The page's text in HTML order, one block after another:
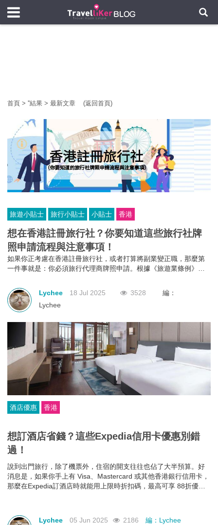
首頁 > ''結果 > 最新文章 (返回首頁)
旅遊小貼士 旅行小貼士 小貼士 香港
想在香港註冊旅行社？你要知道這些旅行社牌
照申請流程與注意事項！
如果你正考慮在香港註冊旅行社，或者打算將副業變正職，那麼第
一件事就是：你必須旅行代理商牌照申請。根據《旅遊業條例》第
遊團或接待到港旅客的業務，都必須向旅遊業監管局申請並持有有
效的旅行代理商牌照。沒有這個牌照？那就不能經營！
Lychee 18 Jul 2025 3528
編：
Lychee
酒店優惠 香港
想訂酒店省錢？這些Expedia信用卡優惠別錯
過！
說到出門旅行，除了機票外，住宿的開支往往也佔了大半預算。好
消息是，如果你手上有 Visa、Mastercard 或其他香港銀行信用卡，
那麼在Expedia訂酒店時就能用上限時折扣碼，最高可享 88折優
Lychee
05 Jun 2025 2186 編：Lychee